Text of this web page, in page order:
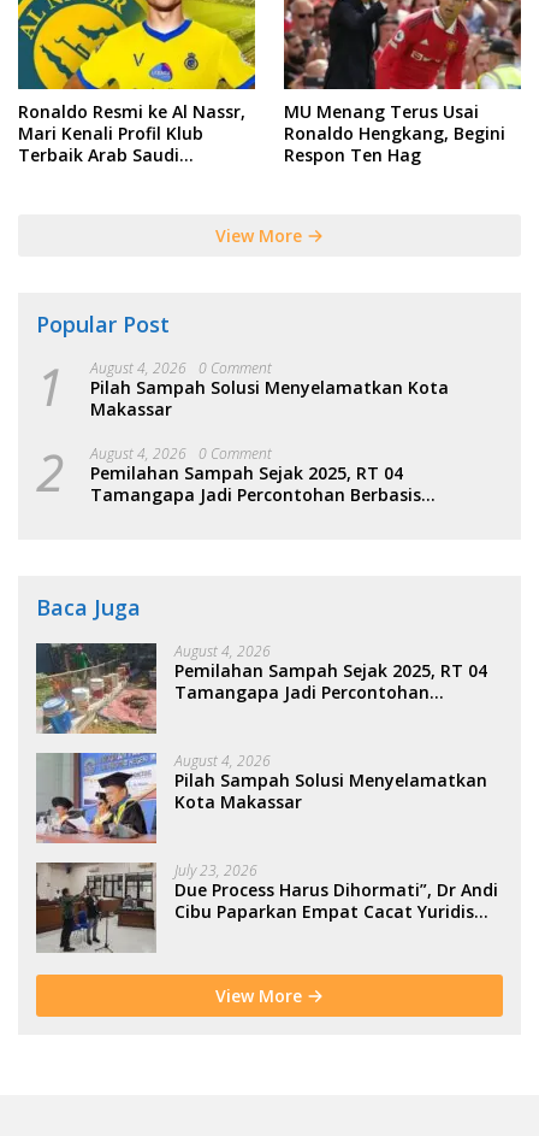
Ronaldo Resmi ke Al Nassr,
Mari Kenali Profil Klub
Terbaik Arab Saudi
MU Menang Terus Usai
Ronaldo Hengkang, Begini
Respon Ten Hag
View More
Popular Post
1 August 4, 2026 0 Comment
Pilah Sampah Solusi Menyelamatkan Kota
Makassar
2 August 4, 2026 0 Comment
Pemilahan Sampah Sejak 2025, RT 04
Tamangapa Jadi Percontohan Berbasis
Baca Juga
August 4, 2026
Pemilahan Sampah Sejak 2025, RT 04
Tamangapa Jadi Percontohan
August 4, 2026
Pilah Sampah Solusi Menyelamatkan
Kota Makassar
July 23, 2026
Due Process Harus Dihormati”, Dr Andi
Cibu Paparkan Empat Cacat Yuridis
View More